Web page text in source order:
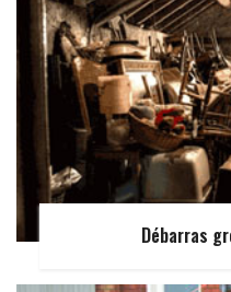
Débarras